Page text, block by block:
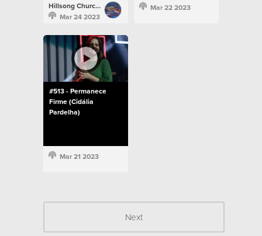
Hillsong Church Portugal
Mar 24 2023
Mar 22 2023
#513 - Permanece
Firme (Cidália
Pardelha)
Mar 21 2023
Next